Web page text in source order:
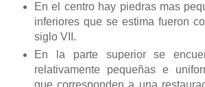
En el centro hay piedras mas
inferiores que se estima fueron
siglo VII.
En la parte superior se
relativamente pequeñas e
que corresponden a una